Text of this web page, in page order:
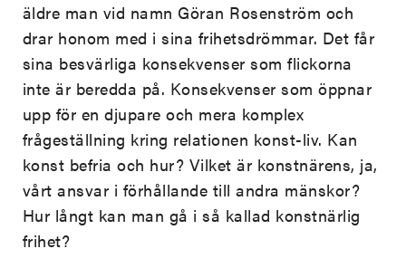
äldre man vid namn Göran Rosenström och
drar honom med i sina frihetsdrömmar. Det får
sina besvärliga konsekvenser som flickorna
inte är beredda på. Konsekvenser som öppnar
upp för en djupare och mera komplex
frågeställning kring relationen konst-liv. Kan
konst befria och hur? Vilket är konstnärens, ja,
vårt ansvar i förhållande till andra mänskor?
Hur långt kan man gå i så kallad konstnärlig
frihet?